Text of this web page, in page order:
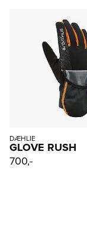
DÆHLIE
GLOVE RUSH
700,-